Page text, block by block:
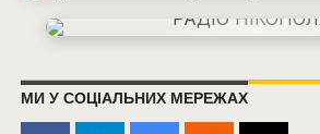
МИ У СОЦІАЛЬНИХ МЕРЕЖАХ